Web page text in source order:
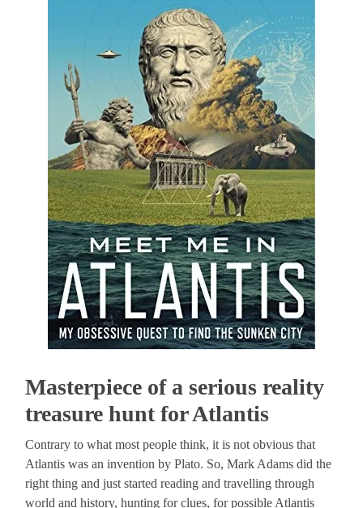
Masterpiece of a serious reality
treasure hunt for Atlantis
Contrary to what most people think, it is not obvious that
Atlantis was an invention by Plato. So, Mark Adams did the
right thing and just started reading and travelling through
world and history, hunting for clues, for possible Atlantis